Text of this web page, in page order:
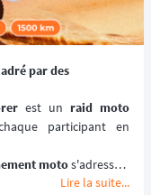
par des
est un raid moto
participant en
moto s'adresse à
l'envie de progresser,
Lire la suite...